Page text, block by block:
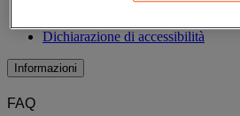
Dichiarazione di accessibilità
Informazioni
FAQ